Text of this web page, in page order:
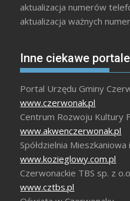
aktualizacja numerów
aktualizacja ważnych
Inne ciekawe portale
Portal Urzędu Gminy
www.czerwonak.pl
Centrum Rozwoju Kultury
www.akwenczerwonak.pl
Spółdzielnia
www.kozieglowy.com.pl
Czerwonackie TBS sp. z
www.cztbs.pl